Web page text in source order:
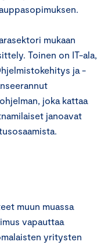
mukaan
Toinen on IT-ala,
ja -
joka kattaa
janoavat
muun muassa
vapauttaa
yritysten